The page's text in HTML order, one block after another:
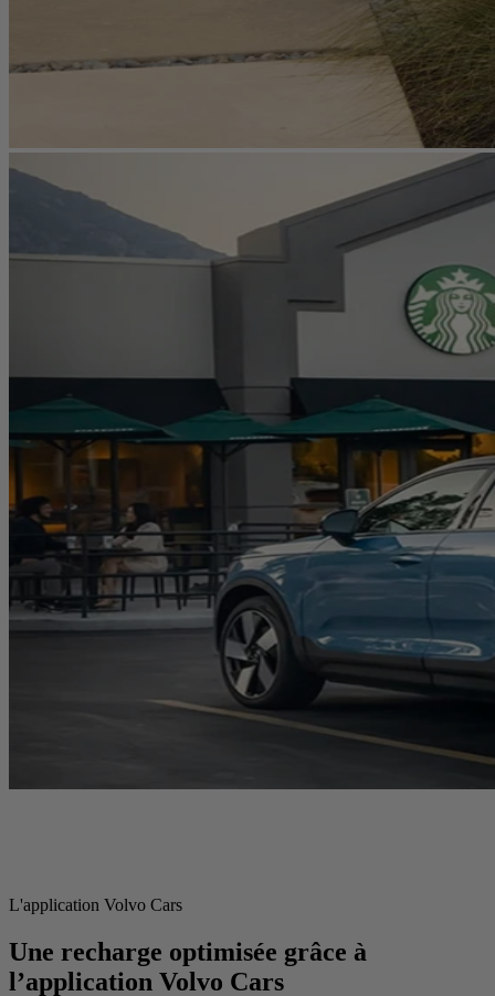
L'application Volvo Cars
Une recharge optimisée grâce à
l’application Volvo Cars